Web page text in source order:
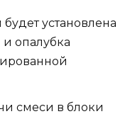
установлена
опалубка
смеси в блоки